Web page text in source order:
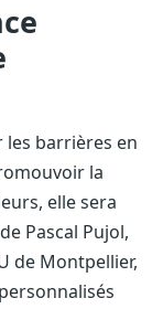
les barrières en
la
elle sera
Pascal Pujol,
de Montpellier,